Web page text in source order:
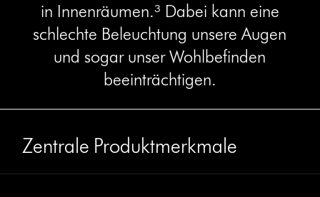
in Innenräumen.³ Dabei kann eine
schlechte Beleuchtung unsere Augen
und sogar unser Wohlbefinden
beeinträchtigen.
Zentrale Produktmerkmale